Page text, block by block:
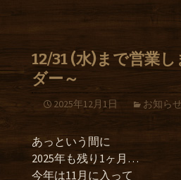
12/31 (水)まで営業
ダー～
2025年12月1日 お知らせ
あっという間に
2025年も残り1ヶ月…
今年は11月に入って